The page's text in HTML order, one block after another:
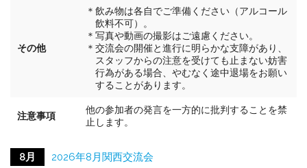
その他
＊飲み物は各自でご準備ください（アルコール
飲料不可）。
＊写真や動画の撮影はご遠慮ください。
＊交流会の開催と進行に明らかな支障があり、
スタッフからの注意を受けても止まない妨害
行為がある場合、やむなく途中退場をお願い
することがあります。
注意事項
他の参加者の発言を一方的に批判することを禁
止します。
8月
2026年8月関西交流会